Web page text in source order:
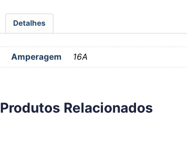
Detalhes
Amperagem 16A
Produtos Relacionados